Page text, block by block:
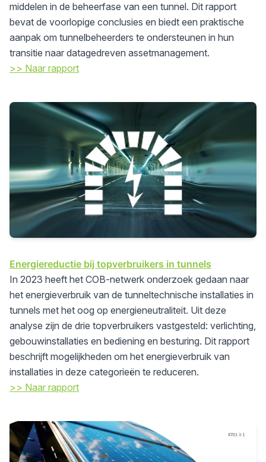
middelen in de beheerfase van een tunnel. Dit rapport
bevat de voorlopige conclusies en biedt een praktische
aanpak om tunnelbeheerders te ondersteunen in hun
transitie naar datagedreven assetmanagement.
>> Naar rapport
Energiereductie bij topverbruikers in tunnels
In 2023 heeft het COB-netwerk onderzoek gedaan naar
het energieverbruik van de tunneltechnische installaties in
tunnels met het oog op energieneutraliteit. Uit deze
analyse zijn de drie topverbruikers vastgesteld: verlichting,
gebouwinstallaties en bediening en besturing. Dit rapport
beschrijft mogelijkheden om het energieverbruik van
installaties in deze categorieën te reduceren.
>> Naar rapport